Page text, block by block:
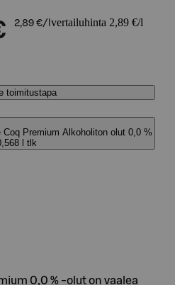
2,89 €/l vertailuhinta 2,89 €/l
toimitustapa
Premium Alkoholiton olut 0,0 %
l tlk
0,0 % -olut on vaalea